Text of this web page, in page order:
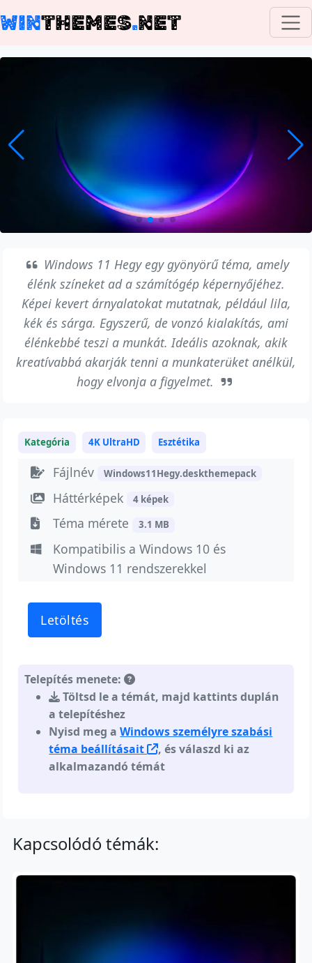
WINTHEMES.NET
Windows 11 Hegy egy gyönyörű téma, amely
élénk színeket ad a számítógép képernyőjéhez.
Képei kevert árnyalatokat mutatnak, például lila,
kék és sárga. Egyszerű, de vonzó kialakítás, ami
élénkebbé teszi a munkát. Ideális azoknak, akik
kreatívabbá akarják tenni a munkaterüket anélkül,
hogy elvonja a figyelmet.
Kategória 4K UltraHD Esztétika
Fájlnév Windows11Hegy.deskthemepack
Háttérképek 4 képek
Téma mérete 3.1 MB
Kompatibilis a Windows 10 és
Windows 11 rendszerekkel
Letöltés
Telepítés menete:
Töltsd le a témát, majd kattints duplán
a telepítéshez
Nyisd meg aWindows személyre szabási
téma beállításait
, és válaszd ki az
alkalmazandó témát
Kapcsolódó témák: